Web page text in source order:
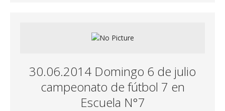
30.06.2014 Domingo 6 de julio
campeonato de fútbol 7 en
Escuela N°7